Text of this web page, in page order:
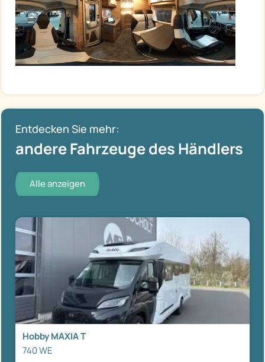
Entdecken Sie mehr:
andere Fahrzeuge des Händlers
Alle anzeigen
Hobby MAXIA T
740 WE